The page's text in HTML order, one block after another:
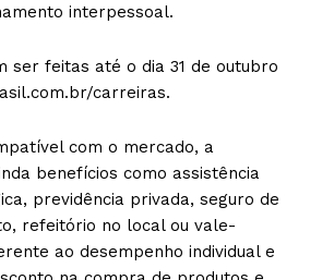
interpessoal.
ser feitas até o dia 31 de outubro
carreiras.
com o mercado, a
benefícios como assistência
previdência privada, seguro de
refeitório no local ou vale-
ao desempenho individual e